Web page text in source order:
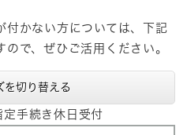
付かない方については、下記
で、ぜひご活用ください。
を切り替える
手続き休日受付